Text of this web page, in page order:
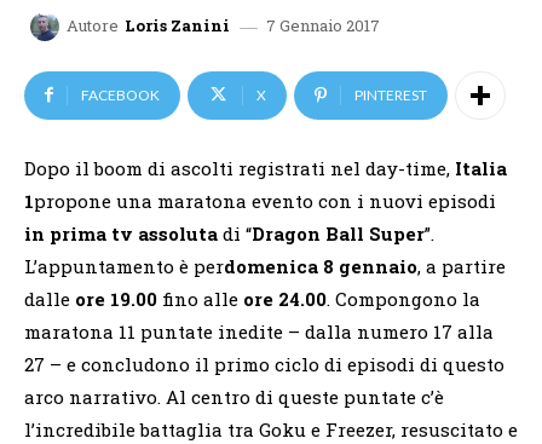
Autore Loris Zanini 7 Gennaio 2017
FACEBOOK X PINTEREST
Dopo il boom di ascolti registrati nel day-time, Italia
1propone una maratona evento con i nuovi episodi
in prima tv assoluta di “Dragon Ball Super”.
L’appuntamento è perdomenica 8 gennaio, a partire
dalle ore 19.00 fino alle ore 24.00. Compongono la
maratona 11 puntate inedite – dalla numero 17 alla
27 – e concludono il primo ciclo di episodi di questo
arco narrativo. Al centro di queste puntate c’è
l’incredibile battaglia tra Goku e Freezer, resuscitato e